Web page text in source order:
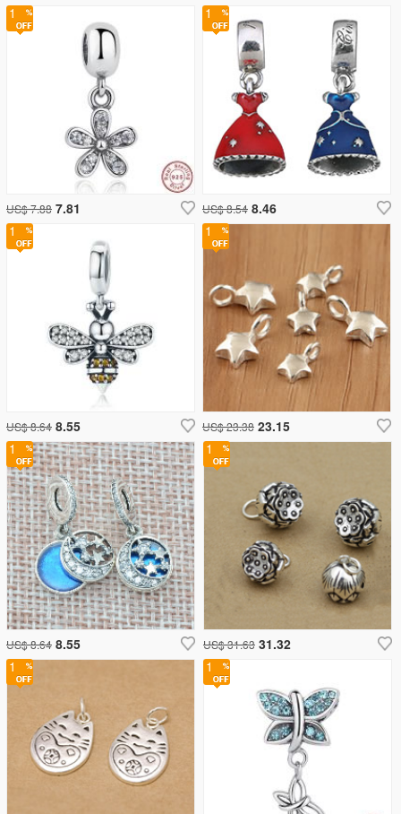
1
US$ 8.64 8.55
1
1
US$ 23.38 23.15
1
US$ 8.64 8.55
1
US$ 7.88 7.81
1
1
US$ 8.54 8.46
1
US$ 31.63 31.32